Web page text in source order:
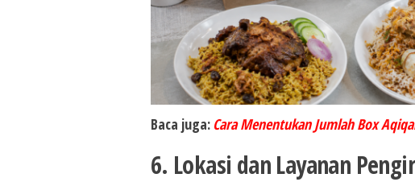
Baca juga: Cara Menentukan Jumlah Box
6. Lokasi dan Layanan